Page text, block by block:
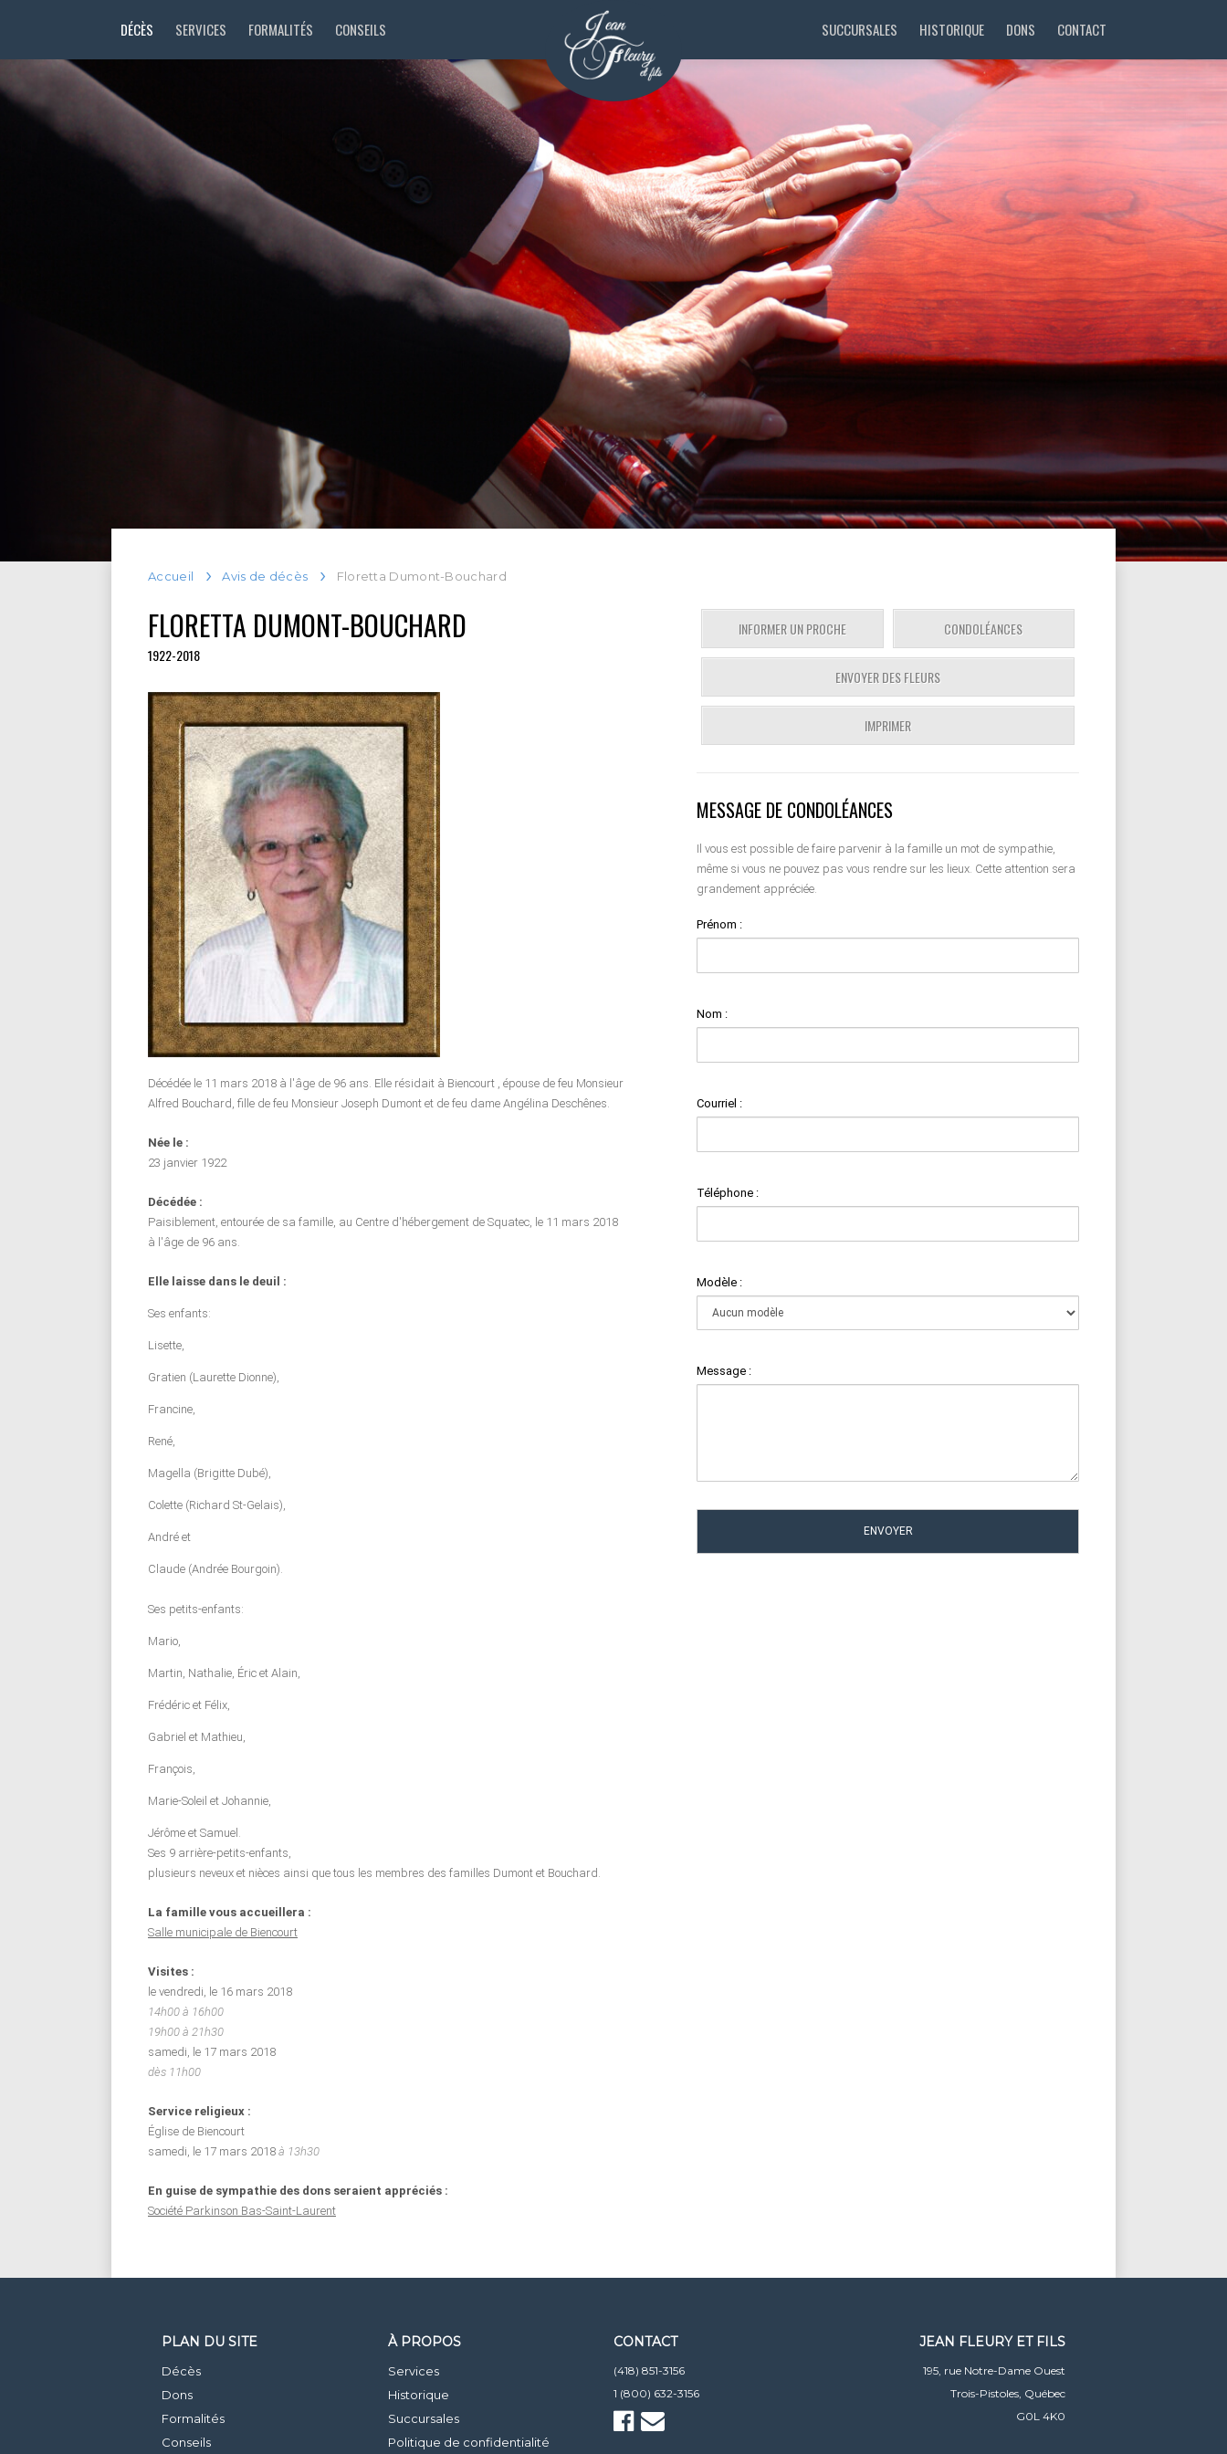
DÉCÈS SERVICES FORMALITÉS CONSEILS SUCCURSALES HISTORIQUE DONS CONTACT
Accueil Avis de décès Floretta Dumont-Bouchard
FLORETTA DUMONT-BOUCHARD
1922-2018
Décédée le 11 mars 2018 à l'âge de 96 ans. Elle résidait à Biencourt , épouse de feu Monsieur
Alfred Bouchard, fille de feu Monsieur Joseph Dumont et de feu dame Angélina Deschênes.
Née le :
23 janvier 1922
Décédée :
Paisiblement, entourée de sa famille, au Centre d'hébergement de Squatec, le 11 mars 2018
à l'âge de 96 ans.
Elle laisse dans le deuil :
Ses enfants:
Lisette,
Gratien (Laurette Dionne),
Francine,
René,
Magella (Brigitte Dubé),
Colette (Richard St-Gelais),
André et
Claude (Andrée Bourgoin).
Ses petits-enfants:
Mario,
Martin, Nathalie, Éric et Alain,
Frédéric et Félix,
Gabriel et Mathieu,
François,
Marie-Soleil et Johannie,
Jérôme et Samuel.
Ses 9 arrière-petits-enfants,
plusieurs neveux et nièces ainsi que tous les membres des familles Dumont et Bouchard.
La famille vous accueillera :
Salle municipale de Biencourt
Visites :
le vendredi, le 16 mars 2018
14h00 à 16h00
19h00 à 21h30
samedi, le 17 mars 2018
dès 11h00
Service religieux :
Église de Biencourt
samedi, le 17 mars 2018 à 13h30
En guise de sympathie des dons seraient appréciés :
Société Parkinson Bas-Saint-Laurent
INFORMER UN PROCHE CONDOLÉANCES
ENVOYER DES FLEURS
IMPRIMER
MESSAGE DE CONDOLÉANCES
Il vous est possible de faire parvenir à la famille un mot de sympathie,
même si vous ne pouvez pas vous rendre sur les lieux. Cette attention sera
grandement appréciée.
Prénom :
Nom :
Courriel :
Téléphone :
Modèle :
Message :
PLAN DU SITE
Décès
Dons
Formalités
Conseils
À PROPOS
Services
Historique
Succursales
Politique de confidentialité
CONTACT
(418) 851-3156
1 (800) 632-3156
JEAN FLEURY ET FILS
195, rue Notre-Dame Ouest
Trois-Pistoles, Québec
G0L 4K0